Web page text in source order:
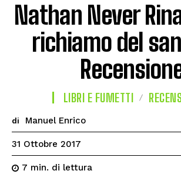
Nathan Never
richiamo del
LIBRI E FUMETTI
di Manuel Enrico
31 Ottobre 2017
7 min. di lettura